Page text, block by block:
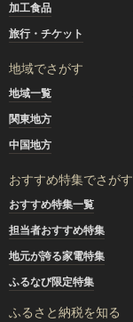
加工食品
旅行・チケット
地域でさがす
地域一覧
関東地方
中国地方
おすすめ特集でさがす
おすすめ特集一覧
担当者おすすめ特集
地元が誇る家電特集
ふるなび限定特集
ふるさと納税を知る